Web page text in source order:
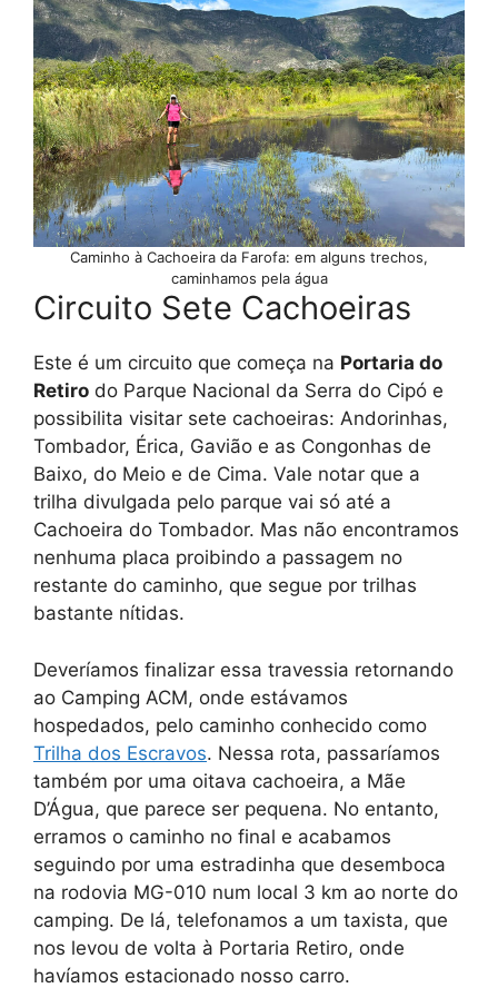
Caminho à Cachoeira da Farofa: em alguns trechos,
caminhamos pela água
Circuito Sete Cachoeiras
Este é um circuito que começa na Portaria do
Retiro do Parque Nacional da Serra do Cipó e
possibilita visitar sete cachoeiras: Andorinhas,
Tombador, Érica, Gavião e as Congonhas de
Baixo, do Meio e de Cima. Vale notar que a
trilha divulgada pelo parque vai só até a
Cachoeira do Tombador. Mas não encontramos
nenhuma placa proibindo a passagem no
restante do caminho, que segue por trilhas
bastante nítidas.
Deveríamos finalizar essa travessia retornando
ao Camping ACM, onde estávamos
hospedados, pelo caminho conhecido como
Trilha dos Escravos. Nessa rota, passaríamos
também por uma oitava cachoeira, a Mãe
D’Água, que parece ser pequena. No entanto,
erramos o caminho no final e acabamos
seguindo por uma estradinha que desemboca
na rodovia MG-010 num local 3 km ao norte do
camping. De lá, telefonamos a um taxista, que
nos levou de volta à Portaria Retiro, onde
havíamos estacionado nosso carro.